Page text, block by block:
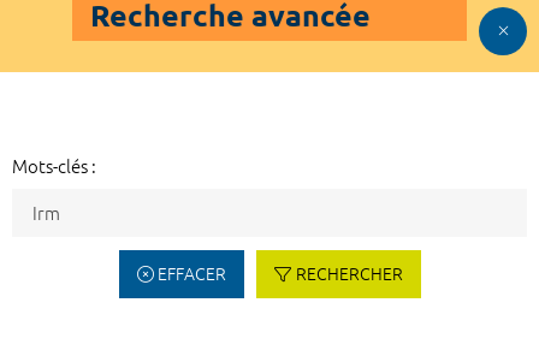
Recherche avancée
Mots-clés :
EFFACER RECHERCHER